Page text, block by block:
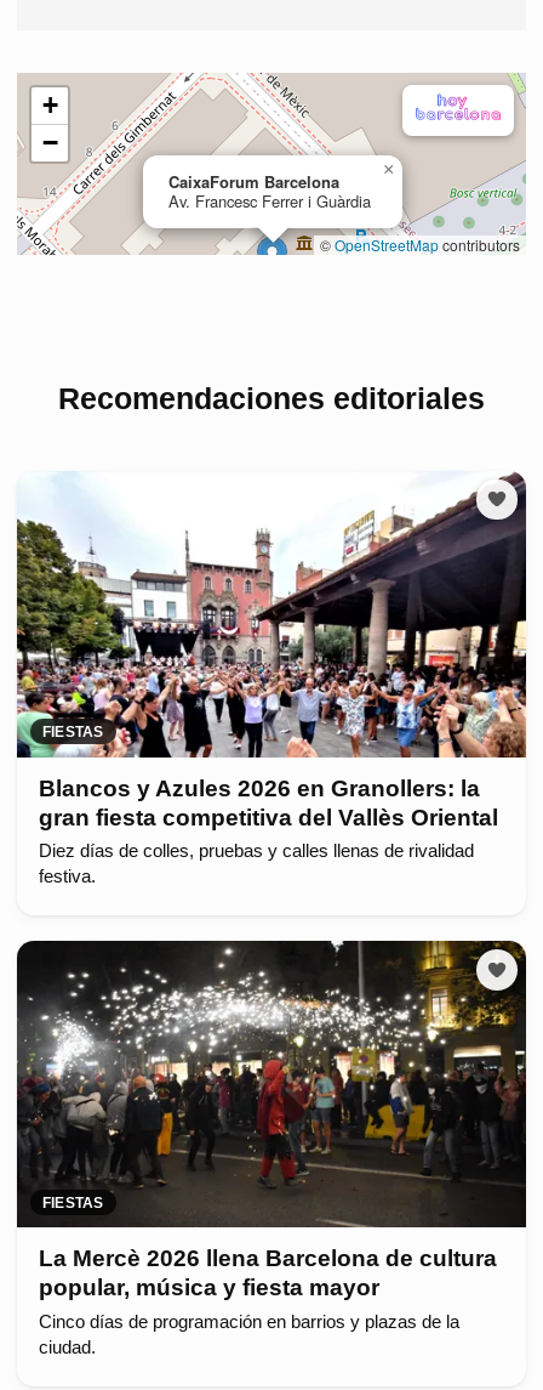
Recomendaciones editoriales
FIESTAS
Blancos y Azules 2026 en Granollers: la
gran fiesta competitiva del Vallès Oriental
Diez días de colles, pruebas y calles llenas de rivalidad
festiva.
FIESTAS
La Mercè 2026 llena Barcelona de cultura
popular, música y fiesta mayor
Cinco días de programación en barrios y plazas de la
ciudad.